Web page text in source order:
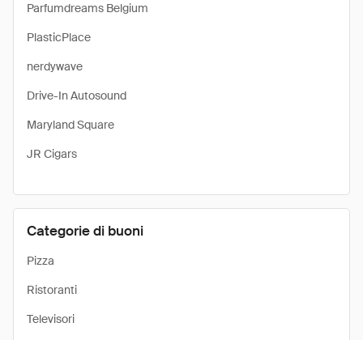
Parfumdreams Belgium
PlasticPlace
nerdywave
Drive-In Autosound
Maryland Square
JR Cigars
Categorie di buoni
Pizza
Ristoranti
Televisori